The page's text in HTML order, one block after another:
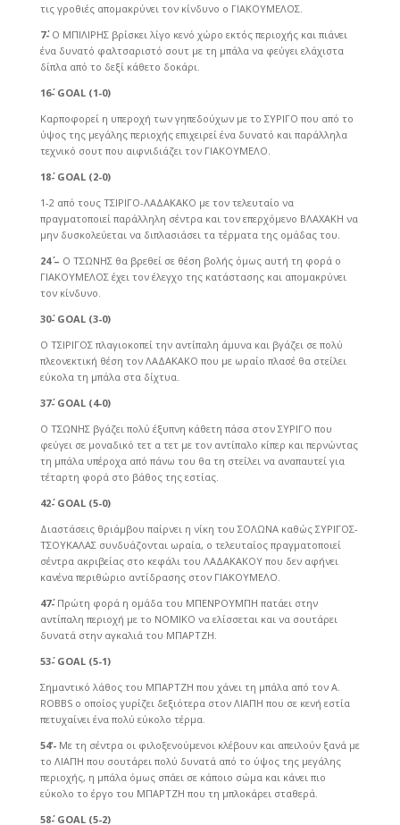
τις γροθιές απομακρύνει τον κίνδυνο ο ΓΙΑΚΟΥΜΕΛΟΣ.
7΄-Ο ΜΠΙΛΙΡΗΣ βρίσκει λίγο κενό χώρο εκτός περιοχής και πιάνει
ένα δυνατό φαλτσαριστό σουτ με τη μπάλα να φεύγει ελάχιστα
δίπλα από το δεξί κάθετο δοκάρι.
16΄- GOAL (1-0)
Καρποφορεί η υπεροχή των γηπεδούχων με το ΣΥΡΙΓΟ που από το
ύψος της μεγάλης περιοχής επιχειρεί ένα δυνατό και παράλληλα
τεχνικό σουτ που αιφνιδιάζει τον ΓΙΑΚΟΥΜΕΛΟ.
18΄- GOAL (2-0)
1-2 από τους ΤΣΙΡΙΓΟ-ΛΑΔΑΚΑΚΟ με τον τελευταίο να
πραγματοποιεί παράλληλη σέντρα και τον επερχόμενο ΒΛΑΧΑΚΗ να
μην δυσκολεύεται να διπλασιάσει τα τέρματα της ομάδας του.
24΄ – Ο ΤΣΩΝΗΣ θα βρεθεί σε θέση βολής όμως αυτή τη φορά ο
ΓΙΑΚΟΥΜΕΛΟΣ έχει τον έλεγχο της κατάστασης και απομακρύνει
τον κίνδυνο.
30΄- GOAL (3-0)
Ο ΤΣΙΡΙΓΟΣ πλαγιοκοπεί την αντίπαλη άμυνα και βγάζει σε πολύ
πλεονεκτική θέση τον ΛΑΔΑΚΑΚΟ που με ωραίο πλασέ θα στείλει
εύκολα τη μπάλα στα δίχτυα.
37΄- GOAL (4-0)
Ο ΤΣΩΝΗΣ βγάζει πολύ έξυπνη κάθετη πάσα στον ΣΥΡΙΓΟ που
φεύγει σε μοναδικό τετ α τετ με τον αντίπαλο κίπερ και περνώντας
τη μπάλα υπέροχα από πάνω του θα τη στείλει να αναπαυτεί για
τέταρτη φορά στο βάθος της εστίας.
42΄- GOAL (5-0)
Διαστάσεις θριάμβου παίρνει η νίκη του ΣΟΛΩΝΑ καθώς ΣΥΡΙΓΟΣ-
ΤΣΟΥΚΑΛΑΣ συνδυάζονται ωραία, ο τελευταίος πραγματοποιεί
σέντρα ακριβείας στο κεφάλι του ΛΑΔΑΚΑΚΟΥ που δεν αφήνει
κανένα περιθώριο αντίδρασης στον ΓΙΑΚΟΥΜΕΛΟ.
47΄-Πρώτη φορά η ομάδα του ΜΠΕΝΡΟΥΜΠΗ πατάει στην
αντίπαλη περιοχή με το ΝΟΜΙΚΟ να ελίσσεται και να σουτάρει
δυνατά στην αγκαλιά του ΜΠΑΡΤΖΗ.
53΄- GOAL (5-1)
Σημαντικό λάθος του ΜΠΑΡΤΖΗ που χάνει τη μπάλα από τον A.
ROBBS ο οποίος γυρίζει δεξιότερα στον ΛΙΑΠΗ που σε κενή εστία
πετυχαίνει ένα πολύ εύκολο τέρμα.
54’-Με τη σέντρα οι φιλοξενούμενοι κλέβουν και απειλούν ξανά με
το ΛΙΑΠΗ που σουτάρει πολύ δυνατά από το ύψος της μεγάλης
περιοχής, η μπάλα όμως σπάει σε κάποιο σώμα και κάνει πιο
εύκολο το έργο του ΜΠΑΡΤΖΗ που τη μπλοκάρει σταθερά.
58΄- GOAL (5-2)